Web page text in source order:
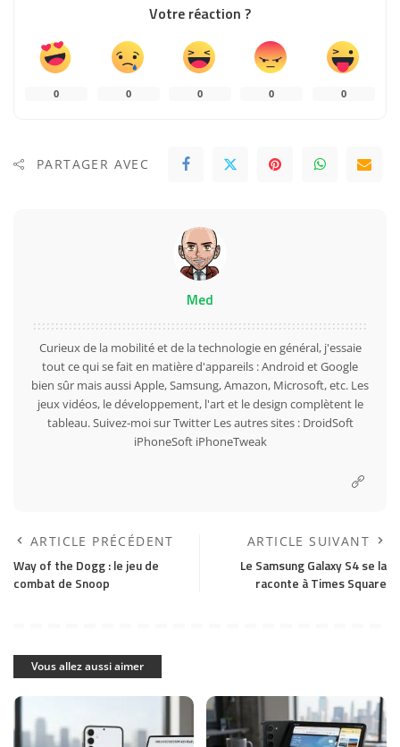
Votre réaction ?
0 0 0 0 0
PARTAGER AVEC
Med
Curieux de la mobilité et de la technologie en général, j'essaie
tout ce qui se fait en matière d'appareils : Android et Google
bien sûr mais aussi Apple, Samsung, Amazon, Microsoft, etc. Les
jeux vidéos, le développement, l'art et le design complètent le
tableau. Suivez-moi surTwitterLes autres sites : DroidSoft
iPhoneSoft iPhoneTweak
ARTICLE PRÉCÉDENT
Way of the Dogg : le jeu de
combat de Snoop
ARTICLE SUIVANT
Le Samsung Galaxy S4 se la
raconte à Times Square
Vous allez aussi aimer